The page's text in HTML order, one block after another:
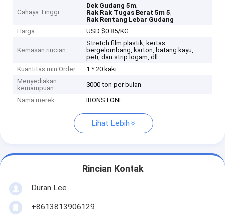
Cahaya Tinggi
Dek Gudang 5m,
Rak Rak Tugas Berat 5m 5,
Rak Rentang Lebar Gudang
Harga
USD $0.85/KG
Kemasan rincian
Stretch film plastik, kertas
bergelombang, karton, batang kayu,
peti, dan strip logam, dll.
Kuantitas min Order
1 * 20 kaki
Menyediakan
kemampuan
3000 ton per bulan
Nama merek IRONSTONE
Lihat Lebih
Rincian Kontak
Duran Lee
+8613813906129